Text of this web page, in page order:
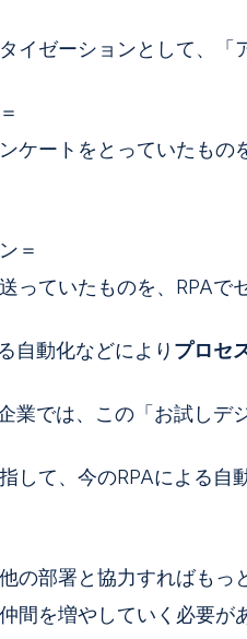
イゼーションとして、「
ケートをとっていたも
＝
っていたものを、RPAで
自動化などにより プロセ
業では、この「お試しデ
して、今のRPAによる
の部署と協力すればも
間を増やしていく必要が